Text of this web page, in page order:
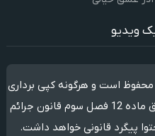
ویدیو
است و هرگونه کپی برداری
بدون ذکر منبع ممنوع می باشد. طبق ماده 12 فصل سوم قانون جرائم
پیگرد قانونی خواهد داشت.